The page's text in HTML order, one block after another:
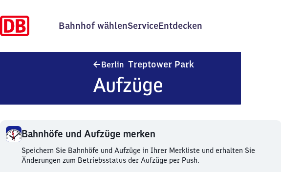
Bahnhof wählenServiceEntdecken
Berlin Treptower Park
Aufzüge
Bahnhöfe und Aufzüge merken
Bahnhöfe
und
Speichern Sie Bahnhöfe und Aufzüge in Ihrer Merkliste und erhalten Sie
Änderungen zum Betriebsstatus der Aufzüge per Push.